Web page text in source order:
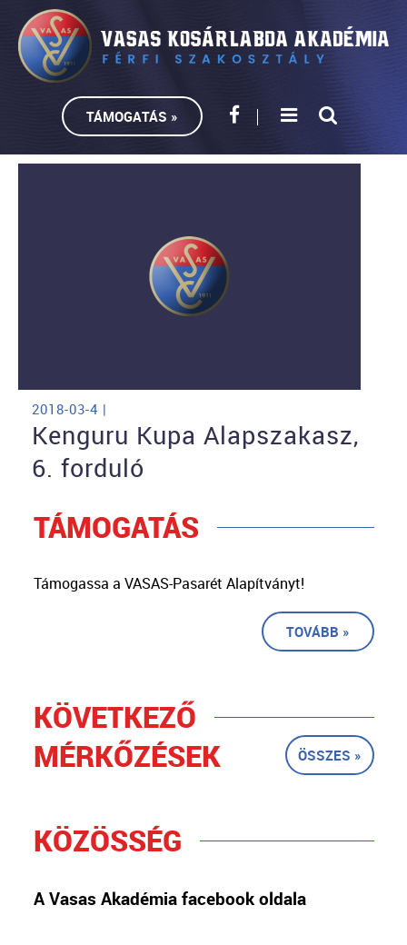
TÁMOGATÁS »
2018-03-4 |
Kenguru Kupa Alapszakasz,
6. forduló
TÁMOGATÁS
Támogassa a VASAS-Pasarét Alapítványt!
TOVÁBB »
KÖVETKEZŐ
MÉRKŐZÉSEK
ÖSSZES »
KÖZÖSSÉG
A Vasas Akadémia facebook oldala